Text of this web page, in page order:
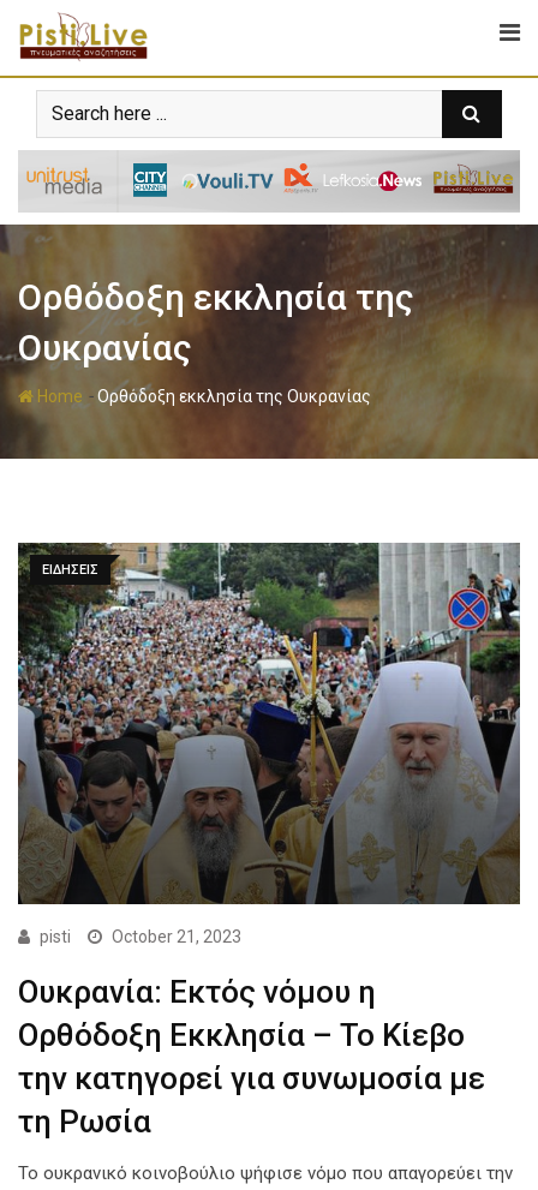
Ορθόδοξη εκκλησία της
Ουκρανίας
Home -Ορθόδοξη εκκλησία της Ουκρανίας
ΕΙΔΗΣΕΙΣ
pisti October 21, 2023
Ουκρανία: Εκτός νόμου η
Ορθόδοξη Εκκλησία – Το Κίεβο
την κατηγορεί για συνωμοσία με
τη Ρωσία
Το ουκρανικό κοινοβούλιο ψήφισε νόμο που απαγορεύει την